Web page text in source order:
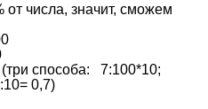
числа, значит, сможем
7:100*10;
10 7:10= 0,7)